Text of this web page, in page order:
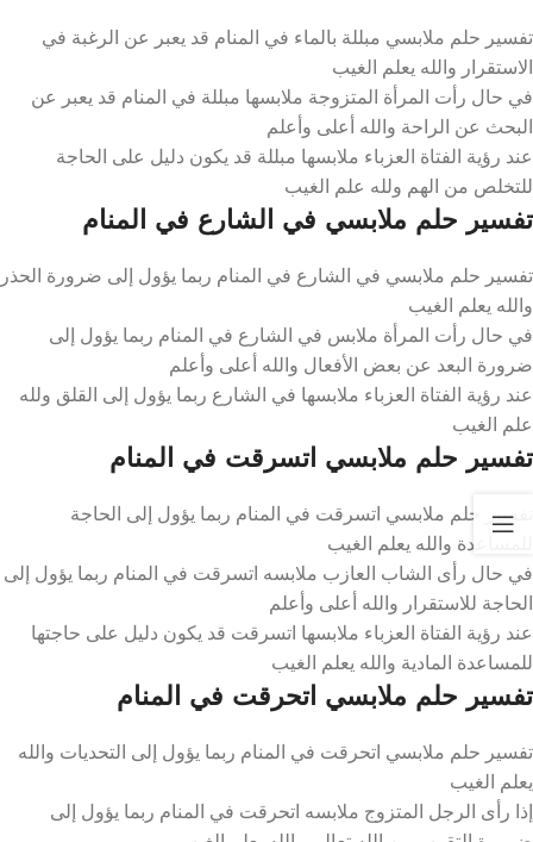
تفسير حلم ملابسي مبللة بالماء في المنام قد يعبر عن الرغبة في
الاستقرار والله يعلم الغيب
في حال رأت المرأة المتزوجة ملابسها مبللة في المنام قد يعبر عن
البحث عن الراحة والله أعلى وأعلم
عند رؤية الفتاة العزباء ملابسها مبللة قد يكون دليل على الحاجة
للتخلص من الهم ولله علم الغيب
تفسير حلم ملابسي في الشارع في المنام
تفسير حلم ملابسي في الشارع في المنام ربما يؤول إلى ضرورة الحذر
والله يعلم الغيب
في حال رأت المرأة ملابس في الشارع في المنام ربما يؤول إلى
ضرورة البعد عن بعض الأفعال والله أعلى وأعلم
عند رؤية الفتاة العزباء ملابسها في الشارع ربما يؤول إلى القلق ولله
علم الغيب
تفسير حلم ملابسي اتسرقت في المنام
تفسير حلم ملابسي اتسرقت في المنام ربما يؤول إلى الحاجة
للمساعدة والله يعلم الغيب
في حال رأى الشاب العازب ملابسه اتسرقت في المنام ربما يؤول إلى
الحاجة للاستقرار والله أعلى وأعلم
عند رؤية الفتاة العزباء ملابسها اتسرقت قد يكون دليل على حاجتها
للمساعدة المادية والله يعلم الغيب
تفسير حلم ملابسي اتحرقت في المنام
تفسير حلم ملابسي اتحرقت في المنام ربما يؤول إلى التحديات والله
يعلم الغيب
إذا رأى الرجل المتزوج ملابسه اتحرقت في المنام ربما يؤول إلى